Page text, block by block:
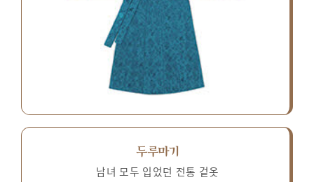
두루마기
남녀 모두 입었던 전통 겉옷